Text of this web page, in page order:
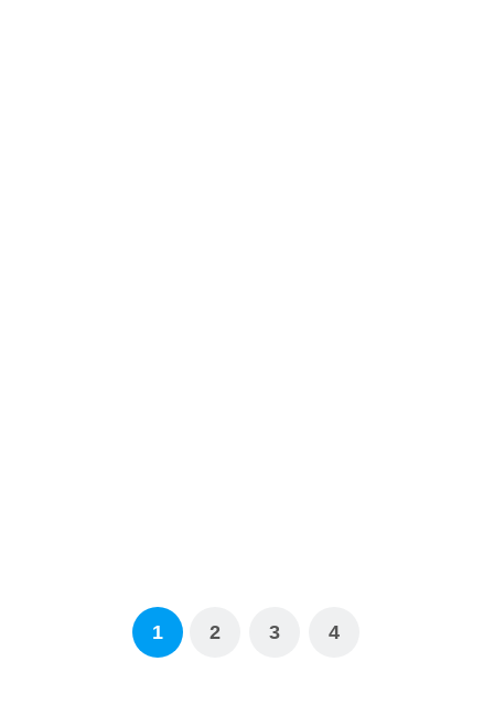
1 2 3 4